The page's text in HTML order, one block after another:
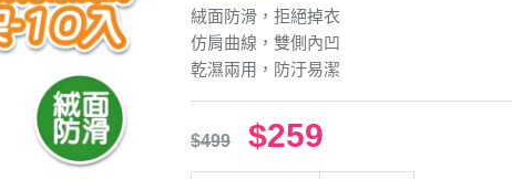
絨面防滑，拒絕掉衣
仿肩曲線，雙側內凹
乾濕兩用，防汙易潔
$499 $259